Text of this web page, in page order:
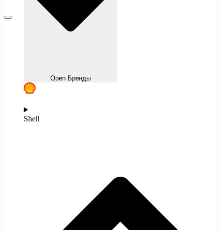
Open Бренды
Shell